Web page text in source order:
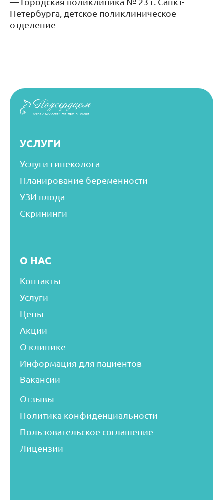
Петербурга, детское поликлиническое
отделение
УСЛУГИ
Услуги гинеколога
Планирование беременности
УЗИ плода
Скрининги
О НАС
Контакты
Услуги
Цены
Акции
О клинике
Информация для пациентов
Вакансии
Отзывы
Политика конфиденциальности
Пользовательское соглашение
Лицензии